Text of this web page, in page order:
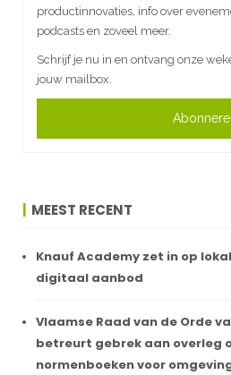
productinnovaties, info over
podcasts en zoveel meer.
Schrijf je nu in en ontvang onze
jouw mailbox.
MEEST RECENT
Knauf Academy zet in op
digitaal aanbod
Vlaamse Raad van de Orde
betreurt gebrek aan overleg
normenboeken voor